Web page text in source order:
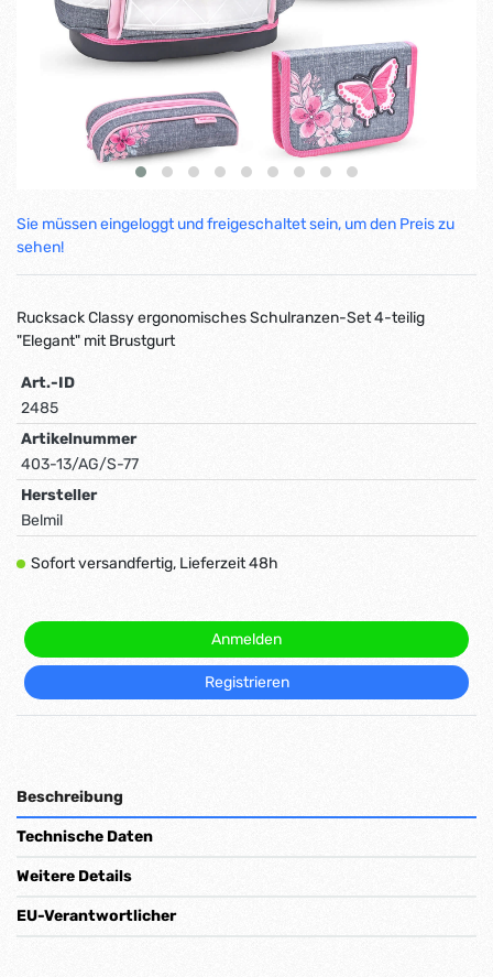
Sie müssen eingeloggt und freigeschaltet sein, um den Preis zu
sehen!
Rucksack Classy ergonomisches Schulranzen-Set 4-teilig
"Elegant" mit Brustgurt
Art.-ID
2485
Artikelnummer
403-13/AG/S-77
Hersteller
Belmil
Sofort versandfertig, Lieferzeit 48h
Anmelden
Registrieren
Beschreibung
Technische Daten
Weitere Details
EU-Verantwortlicher